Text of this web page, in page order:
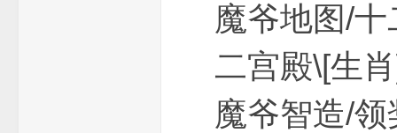
魔爷地
二宫
魔爷智